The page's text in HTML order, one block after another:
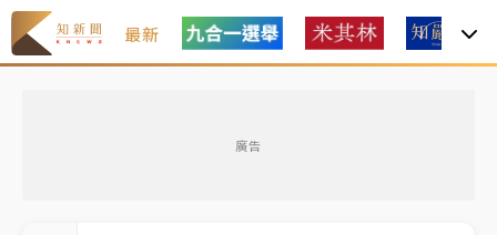
最新
廣告